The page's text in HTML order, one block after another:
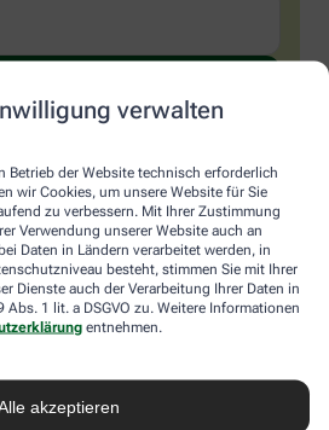
verwalten
Betrieb der Website technisch erforderlich
wir Cookies, um unsere Website für Sie
zu verbessern. Mit Ihrer Zustimmung
Verwendung unserer Website auch an
Daten in Ländern verarbeitet werden, in
besteht, stimmen Sie mit Ihrer
Dienste auch der Verarbeitung Ihrer Daten in
1 lit. a DSGVO zu. Weitere Informationen
entnehmen.
akzeptieren
meiner Apotheke versandten News-
von der Alliance Healthcare Deutschland
wird. Hiermit willige ich ein, dass AHD
zum Versand des News-Service
für den Versand und die Analyse des
Emarsys ein. Die Einwilligung
sich in derDatenschutzerklärung